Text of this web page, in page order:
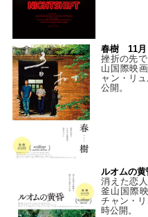
春樹 11月
挫折の先
山国際映
ャン・リ
公開。
ルオムの
消えた恋
釜山国際
チャン・
時公開。